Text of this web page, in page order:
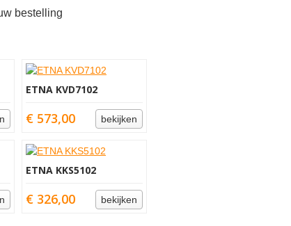
bestelling
ETNA KVD7102
€ 573,00 bekijken
ETNA KKS5102
€ 326,00 bekijken